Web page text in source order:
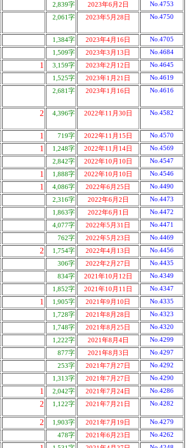
2,839字 2023年6月2日 No.4753
2,061字 2023年5月28日 No.4750
1,384字 2023年4月16日 No.4705
1,509字 2023年3月13日 No.4684
1 3,159字 2023年2月12日 No.4645
1,525字 2023年1月21日 No.4619
2,681字 2023年1月16日 No.4616
2 4,396字 2022年11月30日 No.4582
1 719字 2022年11月15日 No.4570
1 1,248字 2022年11月14日 No.4569
2,842字 2022年10月10日 No.4547
1 1,888字 2022年10月10日 No.4546
1 4,086字 2022年6月25日 No.4490
2,316字 2022年6月2日 No.4473
1,863字 2022年6月1日 No.4472
4,077字 2022年5月31日 No.4471
762字 2022年5月23日 No.4469
2 1,754字 2022年4月13日 No.4456
306字 2022年2月27日 No.4435
834字 2021年10月12日 No.4349
1,852字 2021年10月11日 No.4347
1 1,905字 2021年9月10日 No.4335
1,728字 2021年8月28日 No.4323
1,748字 2021年8月25日 No.4320
1,222字 2021年8月4日 No.4299
877字 2021年8月3日 No.4297
253字 2021年7月27日 No.4292
1,313字 2021年7月27日 No.4290
1 2,042字 2021年7月24日 No.4286
2 1,122字 2021年7月21日 No.4282
2 1,903字 2021年7月19日 No.4279
478字 2021年6月23日 No.4262